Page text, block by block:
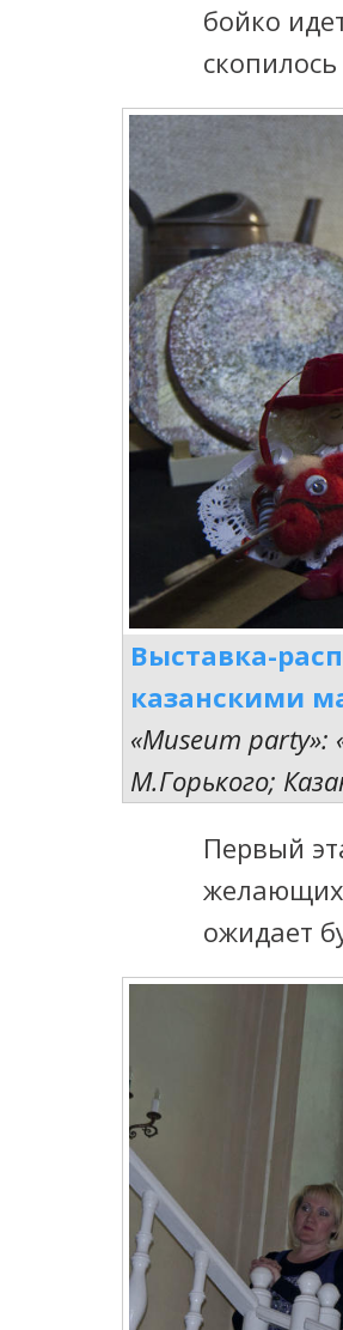
бойко
скопилось
Выставка-
казанскими
«Museum party»:
М.Горького;
Первый
желающих
ожидает